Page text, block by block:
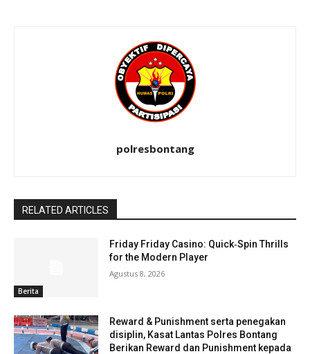
polresbontang
RELATED ARTICLES
Berita
Friday Friday Casino: Quick‑Spin Thrills
for the Modern Player
Agustus 8, 2026
Reward & Punishment serta penegakan
disiplin, Kasat Lantas Polres Bontang
Berikan Reward dan Punishment kepada